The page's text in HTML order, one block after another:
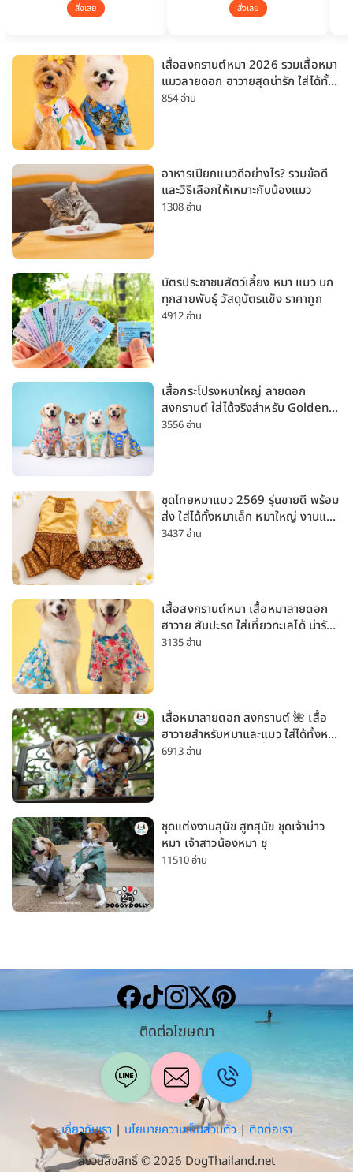
สั่งเลย สั่งเลย
เสื้อสงกรานต์หมา 2026 รวมเสื้อหมา
แมวลายดอก ฮาวายสุดน่ารัก ใส่ได้ทั้ง
หมาเล็กและหมาใหญ่
854 อ่าน
อาหารเปียกแมวดีอย่างไร? รวมข้อดี
และวิธีเลือกให้เหมาะกับน้องแมว
1308 อ่าน
บัตรประชาชนสัตว์เลี้ยง หมา แมว นก
ทุกสายพันธุ์ วัสดุบัตรแข็ง ราคาถูก
4912 อ่าน
เสื้อกระโปรงหมาใหญ่ ลายดอก
สงกรานต์ ใส่ได้จริงสำหรับ Golden
Husky Labrador [อัปเดต 2026]
3556 อ่าน
ชุดไทยหมาแมว 2569 รุ่นขายดี พร้อม
ส่ง ใส่ได้ทั้งหมาเล็ก หมาใหญ่ งานแต่ง
สงกรานต์ ลอยกระทง
3437 อ่าน
เสื้อสงกรานต์หมา เสื้อหมาลายดอก
ฮาวาย สับปะรด ใส่เที่ยวทะเลได้ น่ารัก
ใส่ได้ทั้งหมาเล็กและหมาใหญ่
3135 อ่าน
เสื้อหมาลายดอก สงกรานต์ 🌺 เสื้อ
ฮาวายสำหรับหมาและแมว ใส่ได้ทั้งหมา
เล็กและหมาใหญ่ ใส่เที่ยวทะเลน่ารัก
6913 อ่าน
ชุดแต่งงานสุนัข สูทสุนัข ชุดเจ้าบ่าว
หมา เจ้าสาวน้องหมา ชุ
11510 อ่าน
ติดต่อโฆษณา
เกี่ยวกับเรา | นโยบายความเป็นส่วนตัว| ติดต่อเรา
สงวนลิขสิทธิ์ © 2026 DogThailand.net